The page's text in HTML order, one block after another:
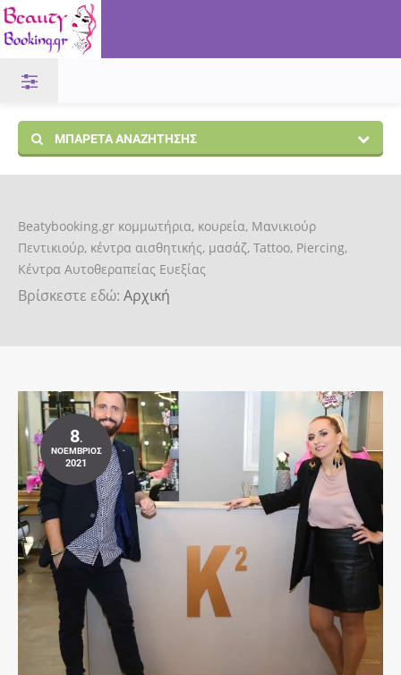
ΜΠΑΡΈΤΑ ΑΝΑΖΉΤΗΣΗΣ
Beatybooking.gr κομμωτήρια, κουρεία, Μανικιούρ
Πεντικιούρ, κέντρα αισθητικής, μασάζ, Tattoo, Piercing,
Κέντρα Αυτοθεραπείας Ευεξίας
Βρίσκεστε εδώ: Αρχική
8.
ΝΟΈΜΒΡΙΟΣ
2021